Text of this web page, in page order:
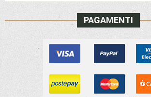
PAGAMENTI